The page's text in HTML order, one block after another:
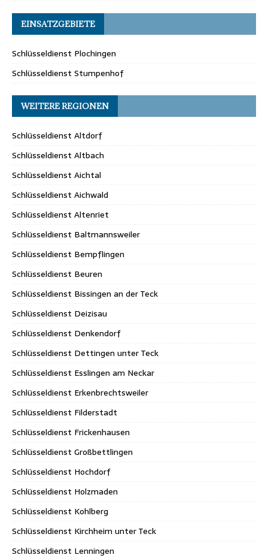
EINSATZGEBIETE
Schlüsseldienst Plochingen
Schlüsseldienst Stumpenhof
WEITERE REGIONEN
Schlüsseldienst Altdorf
Schlüsseldienst Altbach
Schlüsseldienst Aichtal
Schlüsseldienst Aichwald
Schlüsseldienst Altenriet
Schlüsseldienst Baltmannsweiler
Schlüsseldienst Bempflingen
Schlüsseldienst Beuren
Schlüsseldienst Bissingen an der Teck
Schlüsseldienst Deizisau
Schlüsseldienst Denkendorf
Schlüsseldienst Dettingen unter Teck
Schlüsseldienst Esslingen am Neckar
Schlüsseldienst Erkenbrechtsweiler
Schlüsseldienst Filderstadt
Schlüsseldienst Frickenhausen
Schlüsseldienst Großbettlingen
Schlüsseldienst Hochdorf
Schlüsseldienst Holzmaden
Schlüsseldienst Kohlberg
Schlüsseldienst Kirchheim unter Teck
Schlüsseldienst Lenningen